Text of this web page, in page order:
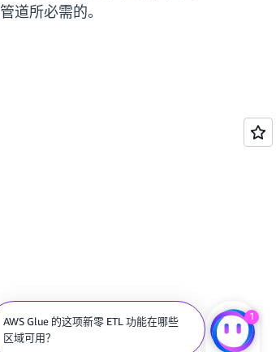
道所必需的。
AWS Glue 的这项新零 ETL 功能在哪些
区域可用？
1